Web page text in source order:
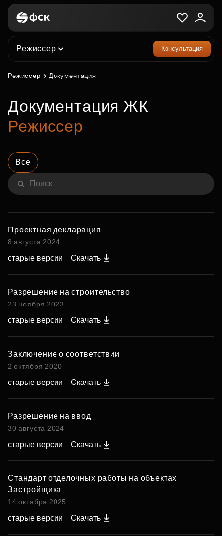
Режиссер Консультация
Режиссер Документация
Документация ЖК
Режиссер
Все
Проектная декларация
8 августа 2024
старые версии Скачать
Разрешение на строительство
23 ноября 2023
старые версии Скачать
Заключение о соответствии
2 октября 2020
старые версии Скачать
Разрешение на ввод
30 августа 2024
старые версии Скачать
Стандарт отделочных работы на объектах
Застройщика
14 октября 2025
старые версии Скачать